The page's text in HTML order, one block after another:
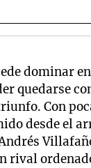
dominar
quedarse
Con
desde el
rival